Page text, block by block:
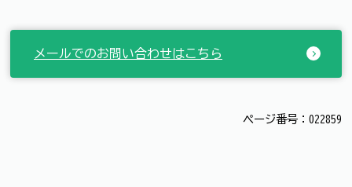
メールでのお問い合わせはこちら
ページ番号：022859